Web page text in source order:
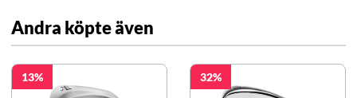
Andra köpte även
13 32